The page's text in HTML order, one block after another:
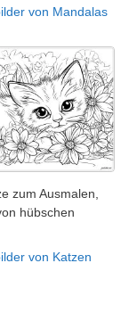
von Mandalas
zum Ausmalen,
hübschen
von Katzen